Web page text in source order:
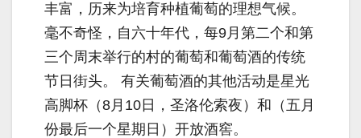
丰富，历来为培育种植葡萄的理想气候。
毫不奇怪，自六十年代，每9月第二个和第
三个周末举行的村的葡萄和葡萄酒的传统
节日街头。 有关葡萄酒的其他活动是星光
高脚杯（8月10日，圣洛伦索夜）和（五月
份最后一个星期日）开放酒窖。